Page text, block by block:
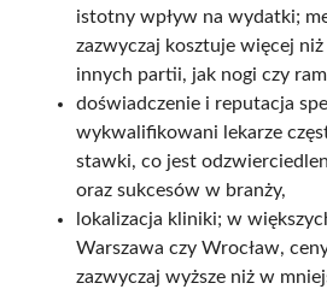
istotny wpływ na wydatki;
zazwyczaj kosztuje więcej
innych partii, jak nogi czy
doświadczenie i reputacja
wykwalifikowani lekarze
stawki, co jest
oraz sukcesów w branży,
lokalizacja kliniki; w
Warszawa czy Wrocław,
zazwyczaj wyższe niż w